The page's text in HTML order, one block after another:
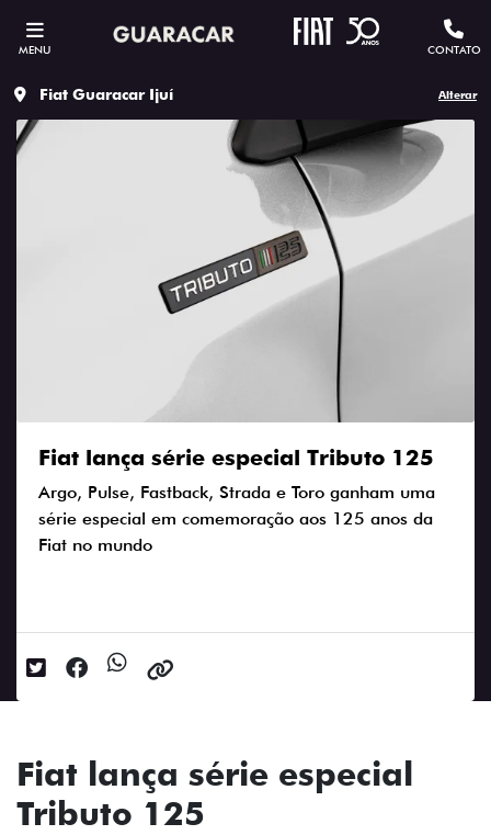
MENU CONTATO
Fiat Guaracar Ijuí Alterar
Fiat lança série especial Tributo 125
Argo, Pulse, Fastback, Strada e Toro ganham uma
série especial em comemoração aos 125 anos da
Fiat no mundo
Fiat lança série especial
Tributo 125